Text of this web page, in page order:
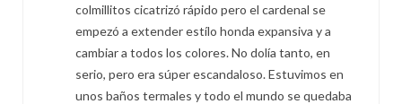
colmillitos cicatrizó rápido pero el cardenal se
empezó a extender estílo honda expansiva y a
cambiar a todos los colores. No dolía tanto, en
serio, pero era súper escandaloso. Estuvimos en
unos baños termales y todo el mundo se quedaba